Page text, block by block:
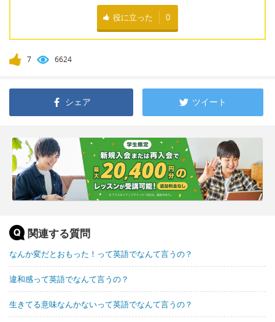
役に立った 0
7 6624
シェア ツイート
関連する質問
なんか変だとおもった！って英語でなんて言うの？
違和感って英語でなんて言うの？
生きてる意味なんかないって英語でなんて言うの？